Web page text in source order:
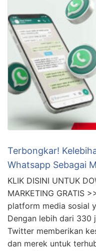
Terbongkar!
Whatsapp Sebagai
KLIK DISINI UNTUK
MARKETING GRATIS
platform media sosial
Dengan lebih dari 330
Twitter memberikan
dan merek untuk